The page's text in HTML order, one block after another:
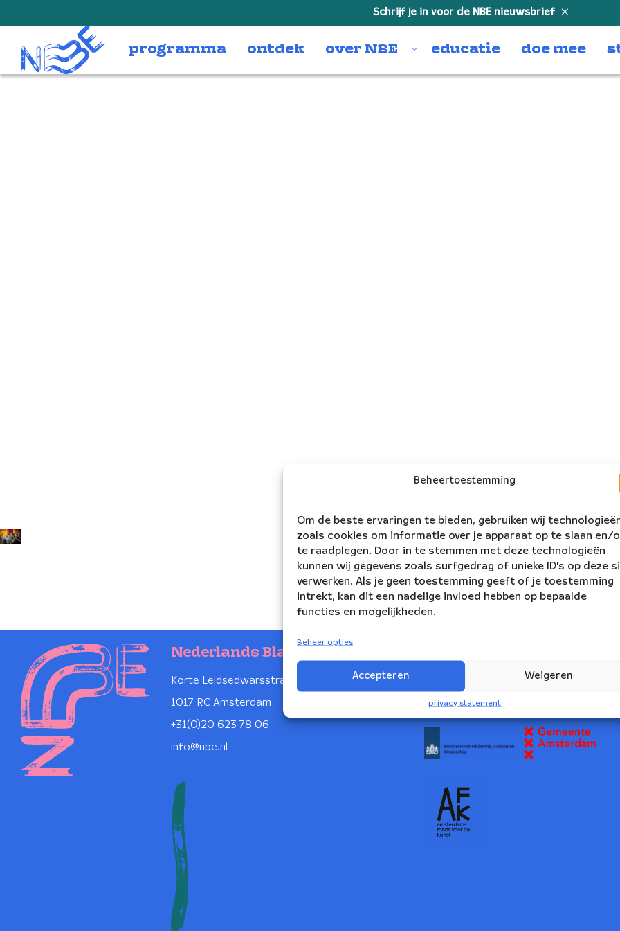
Beheertoestemming
Om de beste ervaringen te bieden, gebruiken wij
zoals cookies om informatie over je apparaat op te slaan en/
te raadplegen. Door in te stemmen met deze technologieën
kunnen wij gegevens zoals surfgedrag of unieke ID's op deze
verwerken. Als je geen toestemming geeft of je toestemming
intrekt, kan dit een nadelige invloed hebben op bepaalde
functies en mogelijkheden.
Beheer opties
Accepteren Weigeren
privacy statement
Schrijf je in voor de NBE nieuwsbrief
programma ontdek over NBE educatie doe mee
Nederlands Blazers Ensemble
Korte Leidsedwarsstraat 12
1017 RC Amsterdam
+31(0)20 623 78 06
info@nbe.nl
NBE wordt ondersteund door: